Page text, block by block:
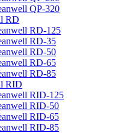
QP-320
RD
RD-125
RD-35
RD-50
RD-65
RD-85
RID
RID-125
RID-50
RID-65
RID-85